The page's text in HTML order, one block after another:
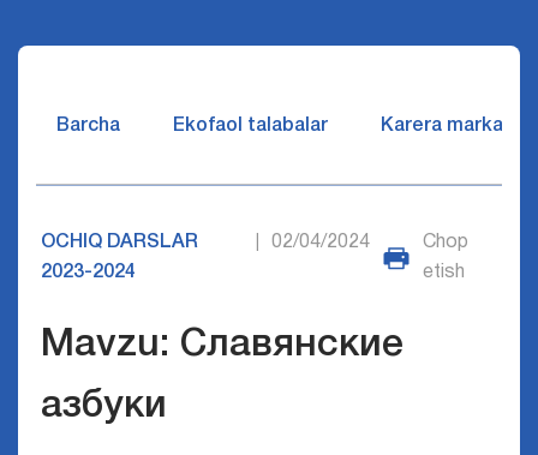
Barcha Ekofaol talabalar Karera markazi
OCHIQ DARSLAR
2023-2024
02/04/2024
Chop
etish
Mavzu: Славянские
азбуки